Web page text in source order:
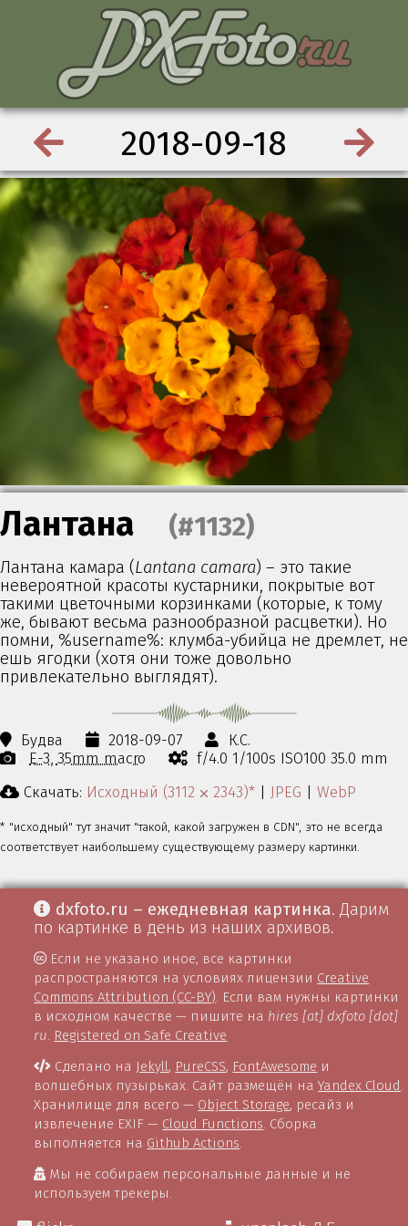
2018-09-18
Лантана (#1132)
Лантана камара (Lantana camara) – это такие
невероятной красоты кустарники, покрытые вот
такими цветочными корзинками (которые, к тому
же, бывают весьма разнообразной расцветки). Но
помни, %username%: клумба-убийца не дремлет, не
ешь ягодки (хотя они тоже довольно
привлекательно выглядят).
Будва 2018-09-07
К.С.
E-3 35mm macro
f/4.0 1/100s ISO100 35.0 mm
Скачать: Исходный (3112 ⨉ 2343)* JPEG WebP
* "исходный" тут значит "такой, какой загружен в CDN", это не всегда
соответствует наибольшему существующему размеру картинки.
dxfoto.ru – ежедневная картинка. Дарим
по картинке в день из наших архивов.
Если не указано иное, все картинки
распространяются на условиях лицензии Creative
Commons Attribution (CC-BY). Если вам нужны картинки
в исходном качестве — пишите на hires [at] dxfoto [dot]
ru. Registered on Safe Creative
Сделано на Jekyll, PureCSS, FontAwesome и
волшебных пузырьках. Сайт размещён наYandex Cloud.
Хранилище для всего — Object Storage, ресайз и
извлечение EXIF — Cloud Functions. Сборка
выполняется на Github Actions.
Мы не собираем персональные данные и не
используем трекеры.